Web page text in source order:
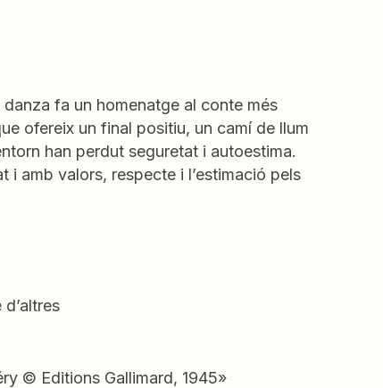
danza fa un homenatge al conte més
ofereix un final positiu, un camí de llum
han perdut seguretat i autoestima.
i amb valors, respecte i l’estimació pels
© Editions Gallimard, 1945»